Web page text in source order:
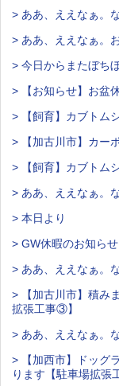
> ああ、ええなぁ。
> ああ、ええなぁ。
> 今日からまたぼちぼ
> 【お知らせ】お盆
> 【飼育】カブトム
> 【加古川市】カー
> 【飼育】カブトム
> ああ、ええなぁ。
> 本日より
> GW休暇のお知らせ
> ああ、ええなぁ。
> 【加古川市】積み
拡張工事③】
> ああ、ええなぁ。
> 【加西市】ドッグ
ります【駐車場拡張